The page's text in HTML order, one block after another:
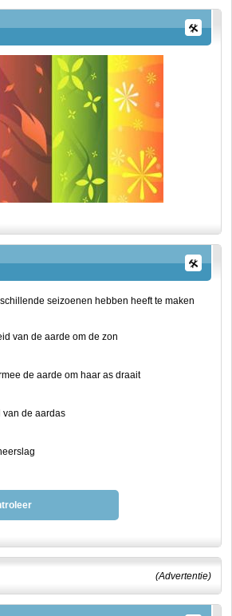
seizoenen hebben heeft te maken
van de aarde om de zon
de aarde om haar as draait
van de aardas
(Advertentie)